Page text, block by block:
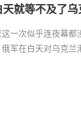
就等不及了
似乎连夜幕都没
军在白天对乌克